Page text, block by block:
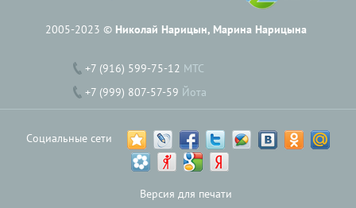
2005-2023 © Николай Нарицын, Марина Нарицына
+7 (916) 599-75-12 МТС
+7 (999) 807-57-59 Йота
Социальные сети
Версия для печати